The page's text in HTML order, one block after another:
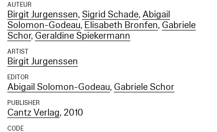
AUTEUR
Birgit Jurgenssen, Sigrid Schade,Abigail
Solomon-Godeau, Elisabeth Bronfen, Gabriele
Schor, Geraldine Spiekermann
ARTIST
Birgit Jurgenssen
EDITOR
Abigail Solomon-Godeau, Gabriele Schor
PUBLISHER
Cantz Verlag, 2010
CODE